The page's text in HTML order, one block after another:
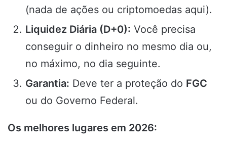
(nada de ações ou criptomoedas aqui).
Liquidez Diária (D+0): Você precisa
conseguir o dinheiro no mesmo dia ou,
no máximo, no dia seguinte.
Garantia: Deve ter a proteção do FGC
ou do Governo Federal.
Os melhores lugares em 2026: